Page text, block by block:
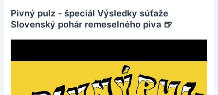
Pivný pulz - špeciál Výsledky súťaže
Slovenský pohár remeselného piva 🍺